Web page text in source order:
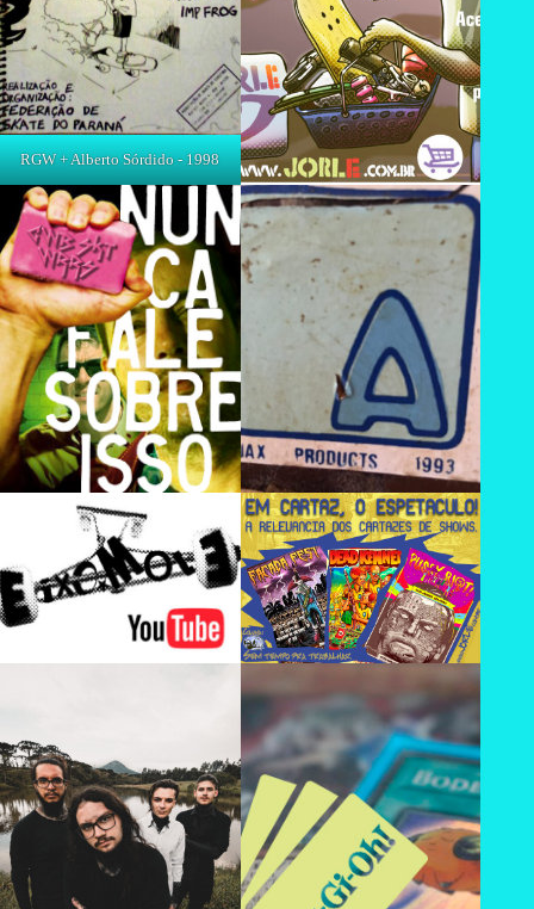
RGW + Alberto Sórdido - 1998